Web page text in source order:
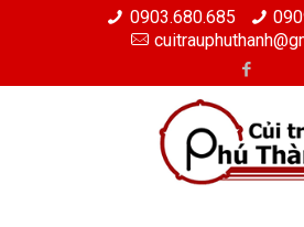
0903.680.685